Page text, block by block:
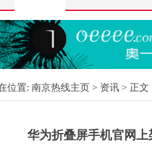
位置: 南京热线主页 > 资讯 > 正文
华为折叠屏手机官网